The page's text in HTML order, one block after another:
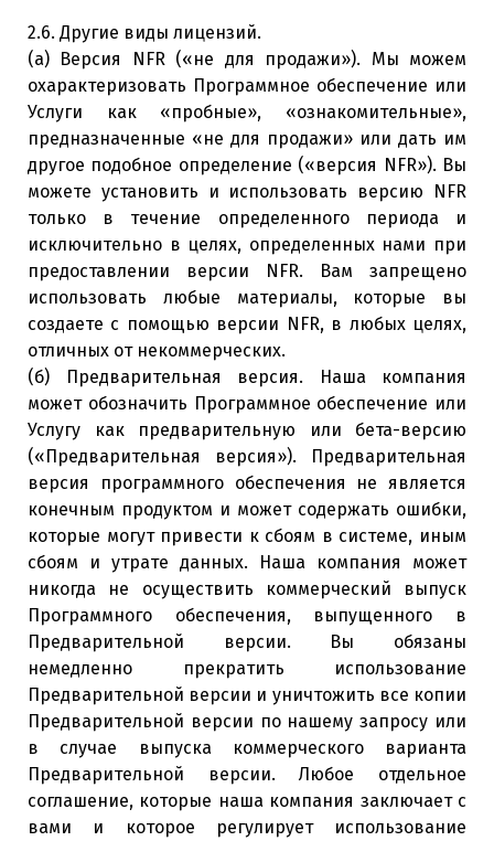
2.6. Другие виды лицензий.
(a) Версия NFR («не для продажи»). Мы можем
охарактеризовать Программное обеспечение или
Услуги как «пробные», «ознакомительные»,
предназначенные «не для продажи» или дать им
другое подобное определение («версия NFR»). Вы
можете установить и использовать версию NFR
только в течение определенного периода и
исключительно в целях, определенных нами при
предоставлении версии NFR. Вам запрещено
использовать любые материалы, которые вы
создаете с помощью версии NFR, в любых целях,
отличных от некоммерческих.
(б) Предварительная версия. Наша компания
может обозначить Программное обеспечение или
Услугу как предварительную или бета-версию
(«Предварительная версия»). Предварительная
версия программного обеспечения не является
конечным продуктом и может содержать ошибки,
которые могут привести к сбоям в системе, иным
сбоям и утрате данных. Наша компания может
никогда не осуществить коммерческий выпуск
Программного обеспечения, выпущенного в
Предварительной версии. Вы обязаны
немедленно прекратить использование
Предварительной версии и уничтожить все копии
Предварительной версии по нашему запросу или
в случае выпуска коммерческого варианта
Предварительной версии. Любое отдельное
соглашение, которые наша компания заключает с
вами и которое регулирует использование